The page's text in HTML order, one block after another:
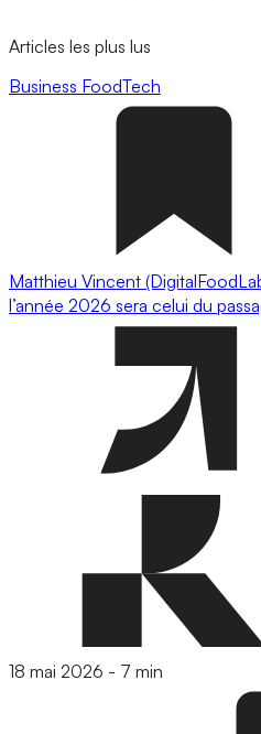
Articles les plus lus
Business FoodTech
Matthieu Vincent
l’année 2026 sera celui du
18 mai 2026 - 7 min